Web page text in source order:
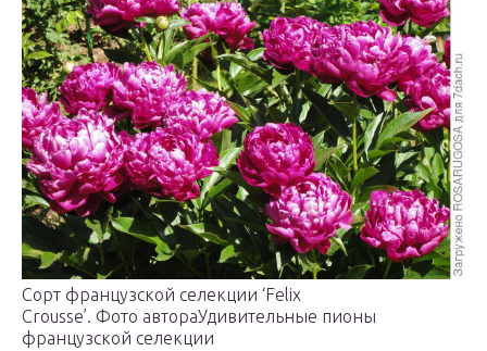
Сорт французской селекции ‘Felix
Crousse’. Фото автораУдивительные пионы
французской селекции